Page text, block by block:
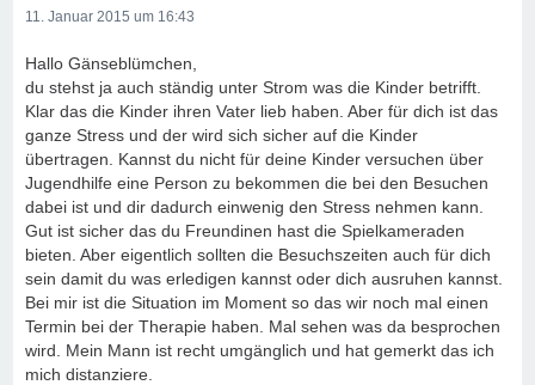
11. Januar 2015 um 16:43
Hallo Gänseblümchen,
du stehst ja auch ständig unter Strom was die Kinder betrifft.
Klar das die Kinder ihren Vater lieb haben. Aber für dich ist das
ganze Stress und der wird sich sicher auf die Kinder
übertragen. Kannst du nicht für deine Kinder versuchen über
Jugendhilfe eine Person zu bekommen die bei den Besuchen
dabei ist und dir dadurch einwenig den Stress nehmen kann.
Gut ist sicher das du Freundinen hast die Spielkameraden
bieten. Aber eigentlich sollten die Besuchszeiten auch für dich
sein damit du was erledigen kannst oder dich ausruhen kannst.
Bei mir ist die Situation im Moment so das wir noch mal einen
Termin bei der Therapie haben. Mal sehen was da besprochen
wird. Mein Mann ist recht umgänglich und hat gemerkt das ich
mich distanziere.